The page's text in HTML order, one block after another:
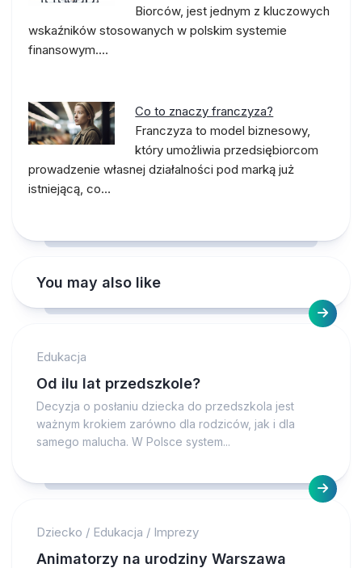
Biorców, jest jednym z kluczowych
wskaźników stosowanych w polskim systemie
finansowym.…
Co to znaczy franczyza?
Franczyza to model biznesowy,
który umożliwia przedsiębiorcom
prowadzenie własnej działalności pod marką już
istniejącą, co…
You may also like
Edukacja
Od ilu lat przedszkole?
Decyzja o posłaniu dziecka do przedszkola jest
ważnym krokiem zarówno dla rodziców, jak i dla
samego malucha. W Polsce system...
Dziecko / Edukacja / Imprezy
Animatorzy na urodziny Warszawa